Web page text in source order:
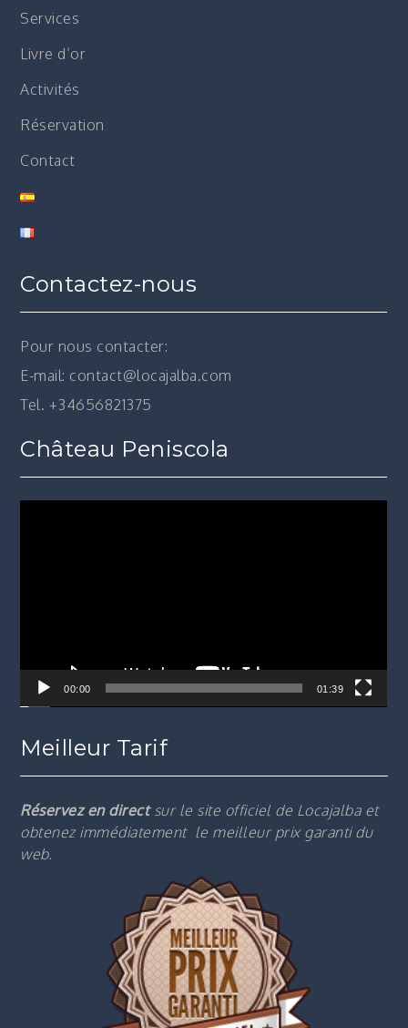
Services
Livre d’or
Activités
Réservation
Contact
Contactez-nous
Pour nous contacter:
E-mail: contact@locajalba.com
Tel. +34656821375
Château Peniscola
00:00 01:39
Meilleur Tarif
Réservez en directsur le site officiel de Locajalba et
obtenez immédiatement le meilleur prix garanti du
web.